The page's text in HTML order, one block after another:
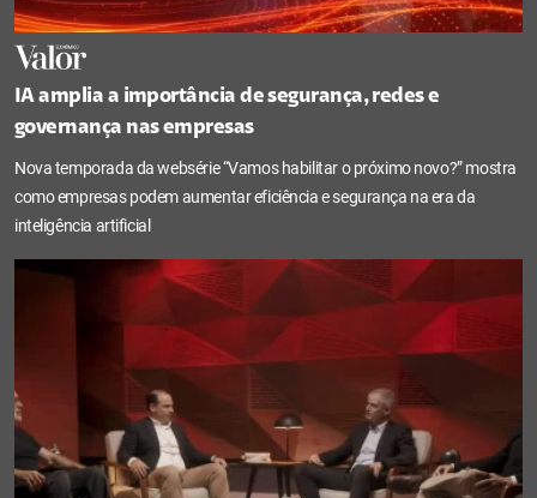
IA amplia a importância de segurança, redes e
governança nas empresas
Nova temporada da websérie “Vamos habilitar o próximo novo?” mostra
como empresas podem aumentar eficiência e segurança na era da
inteligência artificial